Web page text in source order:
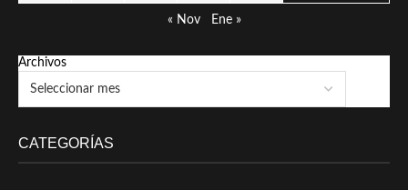
« Nov Ene »
Archivos
CATEGORÍAS